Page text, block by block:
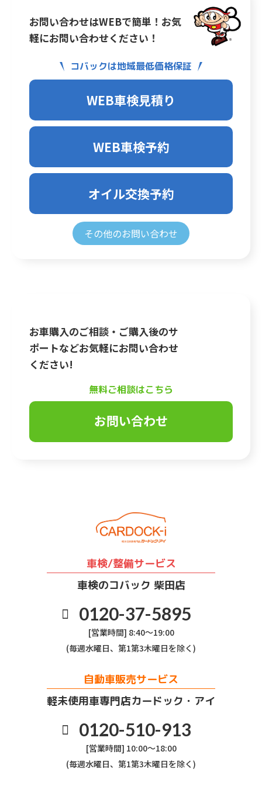
お問い合わせはWEBで簡単！お気
軽にお問い合わせください！
コバックは地域最低価格保証
WEB車検見積り
WEB車検予約
オイル交換予約
その他のお問い合わせ
お車購入のご相談・ご購入後のサ
ポートなどお気軽にお問い合わせ
ください!
無料ご相談はこちら
お問い合わせ
車検/整備サービス
車検のコバック 柴田店
0120-37-5895
[営業時間] 8:40～19:00
(毎週水曜日、第1第3木曜日を除く)
自動車販売サービス
軽未使用車専門店カードック・アイ
0120-510-913
[営業時間] 10:00～18:00
(毎週水曜日、第1第3木曜日を除く)